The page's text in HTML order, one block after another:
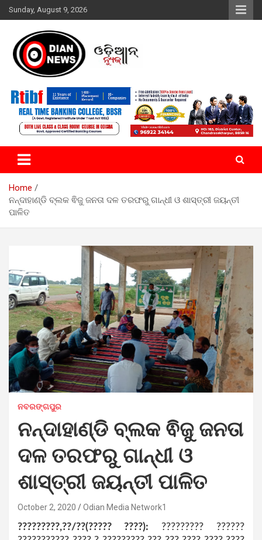
Skip
to
Sunday, August 9, 2026
ଓଡିଆନ୍ ନ୍ୟୁଜ
Home
ନନ୍ଦାହାଣ୍ଡି ବ୍ଲକ ଵିଜୁ ଜନତା ଦଳ ତରଫରୁ ଗାନ୍ଧୀ ଓ ଶାସ୍ତ୍ରୀ ଜୟନ୍ତୀ
ପାଳିତ
ନବରଙ୍ଗପୁର
ନନ୍ଦାହାଣ୍ଡି ବ୍ଲକ ଵିଜୁ ଜନତା
ଦଳ ତରଫରୁ ଗାନ୍ଧୀ ଓ
ଶାସ୍ତ୍ରୀ ଜୟନ୍ତୀ ପାଳିତ
October 2, 2020 Odian Media Network1
?????????,??/??(????? ????): ????????? ??????